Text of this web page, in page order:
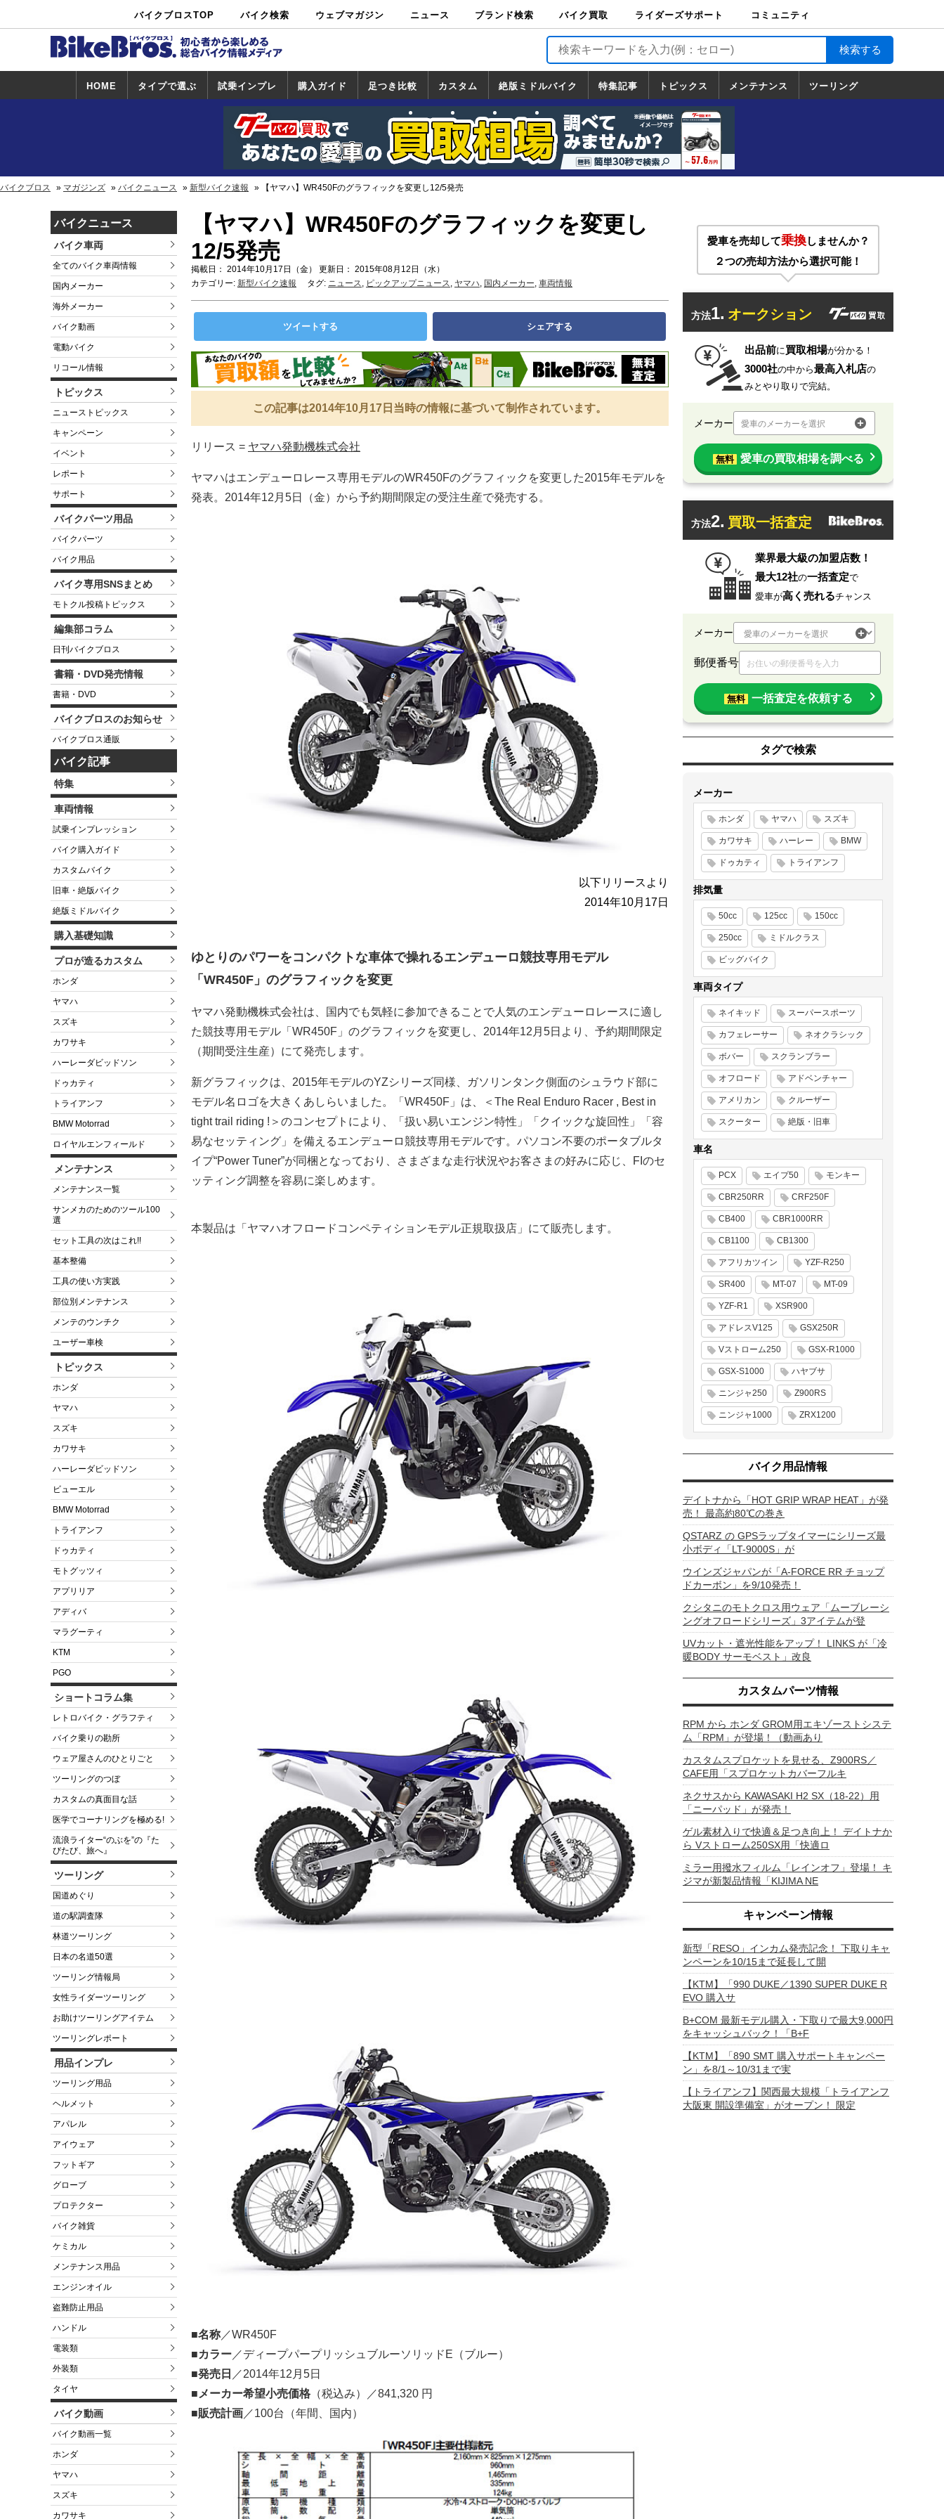
バイクブロスTOP バイク検索
中古バイ
ク・新車検
カタログ検
索
ショップ検
索
ウェブマガジン ニュース ブランド検索 バイク買取
バイク買取
ライダーズサポート
ライダーズサポート
TOP
バイク輸送
バイクガレージライ
フ
バイク車両保険
ロードサービス
バイク試乗
コミュニティ
HOME タイプで選ぶ 試乗インプレ
試乗インプレ
一覧
ホンダ
ヤマハ
スズキ
カワサキ
ハーレー
BMW
トライアンフ
ドゥカティ
購入ガイド
一覧
足つき比較 カスタム
カスタム
一覧
ホンダ
ヤマハ
スズキ
カワサキ
絶版ミドルバイク
絶版ミドルバイク
一覧
ホンダ
ヤマハ
スズキ
カワサキ
特集記事 トピックス
トピックス
一覧
ホンダ
ヤマハ
スズキ
カワサキ
ハーレーダ
ビッドソン
BMW
ドゥカティ
トライアン
フ
メンテナンス ツーリング
道の駅調査隊
ツーリング情報局
日本の道50選
国道めぐり
林道ツーリング
バイクブロス マガジンズ バイクニュース 新型バイク速報 【ヤマハ】WR450Fのグラフィックを変更し12/5発売
バイクニュース
バイク車両
全てのバイク車両情報
国内メーカー
海外メーカー
バイク動画
電動バイク
リコール情報
トピックス
ニューストピックス
キャンペーン
イベント
レポート
サポート
バイクパーツ用品
バイクパーツ
バイク用品
バイク専用SNSまとめ
モトクル投稿トピックス
編集部コラム
日刊バイクブロス
書籍・DVD発売情報
書籍・DVD
バイクブロスのお知らせ
バイクブロス通販
バイク記事
特集
車両情報
試乗インプレッション
バイク購入ガイド
カスタムバイク
旧車・絶版バイク
絶版ミドルバイク
購入基礎知識
プロが造るカスタム
ホンダ
ヤマハ
スズキ
カワサキ
ハーレーダビッドソン
ドゥカティ
トライアンフ
BMW Motorrad
ロイヤルエンフィールド
メンテナンス
メンテナンス一覧
サンメカのためのツール100
選
セット工具の次はこれ!!
基本整備
工具の使い方実践
部位別メンテナンス
メンテのウンチク
ユーザー車検
トピックス
ホンダ
ヤマハ
スズキ
カワサキ
ハーレーダビッドソン
ビューエル
BMW Motorrad
トライアンフ
ドゥカティ
モトグッツィ
アプリリア
アディバ
マラグーティ
KTM
PGO
ショートコラム集
レトロバイク・グラフティ
バイク乗りの勘所
ウェア屋さんのひとりごと
ツーリングのつぼ
カスタムの真面目な話
医学でコーナリングを極める!
流浪ライター“のぶを”の『た
びたび、旅へ』
ツーリング
国道めぐり
道の駅調査隊
林道ツーリング
日本の名道50選
ツーリング情報局
女性ライダーツーリング
お助けツーリングアイテム
ツーリングレポート
用品インプレ
ツーリング用品
ヘルメット
アパレル
アイウェア
フットギア
グローブ
プロテクター
バイク雑貨
ケミカル
メンテナンス用品
エンジンオイル
盗難防止用品
ハンドル
電装類
外装類
タイヤ
バイク動画
バイク動画一覧
ホンダ
ヤマハ
スズキ
カワサキ
【ヤマハ】WR450Fのグラフィックを変更し
12/5発売
掲載日： 2014年10月17日（金） 更新日： 2015年08月12日（水）
カテゴリー: 新型バイク速報 タグ: ニュース, ピックアップニュース, ヤマハ, 国内メーカー, 車両情報
ツイートする シェアする
この記事は2014年10月17日当時の情報に基づいて制作されています。
リリース = ヤマハ発動機株式会社
ヤマハはエンデューロレース専用モデルのWR450Fのグラフィックを変更した2015年モデルを
発表。2014年12月5日（金）から予約期間限定の受注生産で発売する。
以下リリースより
2014年10月17日
ゆとりのパワーをコンパクトな車体で操れるエンデューロ競技専用モデル
「WR450F」のグラフィックを変更
ヤマハ発動機株式会社は、国内でも気軽に参加できることで人気のエンデューロレースに適し
た競技専用モデル「WR450F」のグラフィックを変更し、2014年12月5日より、予約期間限定
（期間受注生産）にて発売します。
新グラフィックは、2015年モデルのYZシリーズ同様、ガソリンタンク側面のシュラウド部に
モデル名ロゴを大きくあしらいました。「WR450F」は、＜The Real Enduro Racer , Best in
tight trail riding !＞のコンセプトにより、「扱い易いエンジン特性」「クイックな旋回性」「容
易なセッティング」を備えるエンデューロ競技専用モデルです。パソコン不要のポータブルタ
イプ“Power Tuner”が同梱となっており、さまざまな走行状況やお客さまの好みに応じ、FIのセ
ッティング調整を容易に楽しめます。
本製品は「ヤマハオフロードコンペティションモデル正規取扱店」にて販売します。
■名称 ／WR450F
■カラー ／ディープパープリッシュブルーソリッドE（ブルー）
■発売日 ／2014年12月5日
■メーカー希望小売価格 （税込み）／841,320 円
■販売計画 ／100台（年間、国内）
愛車を売却して乗換しませんか？
２つの売却方法から選択可能！
方法1. オークション
出品前に買取相場が分かる！
3000社の中から最高入札店の
みとやり取りで完結。
メーカー 愛車のメーカーを選択
無料 愛車の買取相場を調べる
方法2. 買取一括査定
業界最大級の加盟店数！
最大12社の一括査定で
愛車が高く売れるチャンス
メーカー
郵便番号
無料 一括査定を依頼する
タグで検索
メーカー
ホンダ ヤマハ スズキ
カワサキ ハーレー BMW
ドゥカティ トライアンフ
排気量
50cc 125cc 150cc
250cc ミドルクラス
ビッグバイク
車両タイプ
ネイキッド スーパースポーツ
カフェレーサー ネオクラシック
ボバー スクランブラー
オフロード アドベンチャー
アメリカン クルーザー
スクーター 絶版・旧車
車名
PCX エイプ50 モンキー
CBR250RR CRF250F
CB400 CBR1000RR
CB1100 CB1300
アフリカツイン YZF-R250
SR400 MT-07 MT-09
YZF-R1 XSR900
アドレスV125 GSX250R
Vストローム250 GSX-R1000
GSX-S1000 ハヤブサ
ニンジャ250 Z900RS
ニンジャ1000 ZRX1200
バイク用品情報
デイトナから「HOT GRIP WRAP HEAT」が発
売！ 最高約80℃の巻き
QSTARZ の GPSラップタイマーにシリーズ最
小ボディ「LT-9000S」が
ウインズジャパンが「A-FORCE RR チョップ
ドカーボン」を9/10発売！
クシタニのモトクロス用ウェア「ムーブレーシ
ングオフロードシリーズ」3アイテムが登
UVカット・遮光性能をアップ！ LINKS が「冷
暖BODY サーモベスト」改良
カスタムパーツ情報
RPM から ホンダ GROM用エキゾーストシステ
ム「RPM」が登場！（動画あり
カスタムスプロケットを見せる、Z900RS／
CAFE用「スプロケットカバーフルキ
ネクサスから KAWASAKI H2 SX（18-22）用
「ニーパッド」が発売！
ゲル素材入りで快適＆足つき向上！ デイトナか
ら Vストローム250SX用「快適ロ
ミラー用撥水フィルム「レインオフ」登場！ キ
ジマが新製品情報「KIJIMA NE
キャンペーン情報
新型「RESO」インカム発売記念！ 下取りキャ
ンペーンを10/15まで延長して開
【KTM】「990 DUKE／1390 SUPER DUKE R
EVO 購入サ
B+COM 最新モデル購入・下取りで最大9,000円
をキャッシュバック！「B+F
【KTM】「890 SMT 購入サポートキャンペー
ン」を8/1～10/31まで実
【トライアンフ】関西最大規模「トライアンフ
大阪東 開設準備室」がオープン！ 限定